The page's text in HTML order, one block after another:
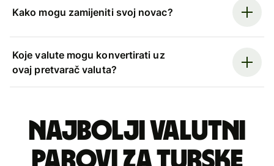
Kako mogu zamijeniti svoj novac?
Koje valute mogu konvertirati uz
ovaj pretvarač valuta?
Najbolji valutni